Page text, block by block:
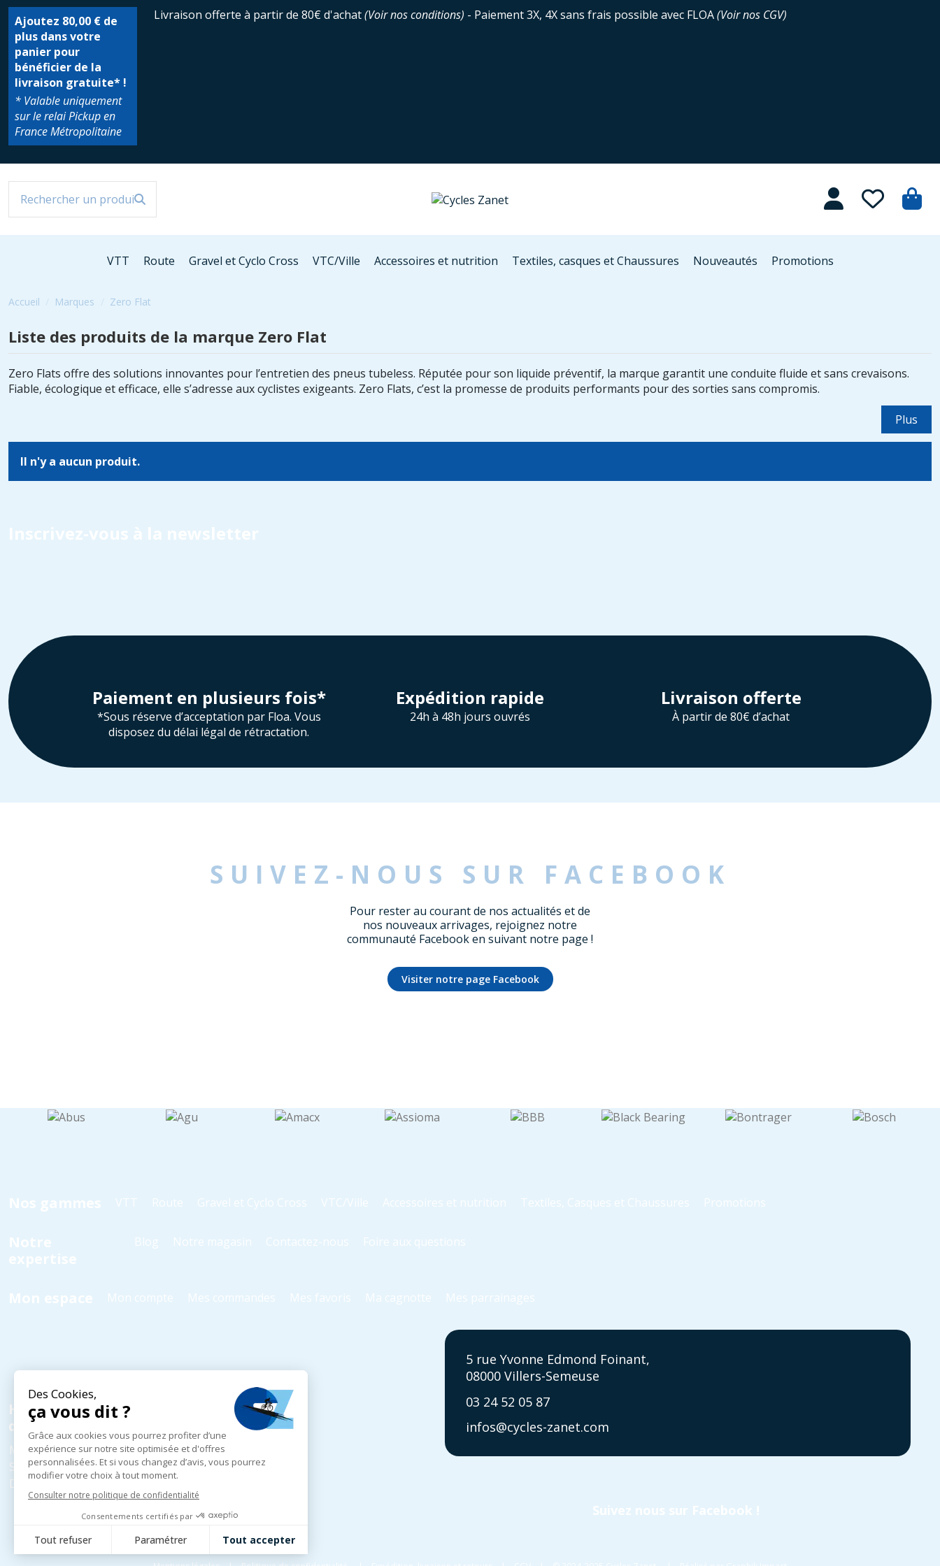
Ajoutez 80,00 € de
plus dans votre
panier pour
bénéficier de la
livraison gratuite* !
* Valable uniquement
sur le relai Pickup en
France Métropolitaine
Livraison offerte à partir de 80€ d'achat(Voir nos conditions) - Paiement 3X, 4X sans frais possible avec FLOA(Voir nos CGV)
VTT Route Gravel et Cyclo Cross VTC/Ville Accessoires et nutrition Textiles, casques et Chaussures Nouveautés Promotions
Accueil Marques Zero Flat
Liste des produits de la marque Zero Flat
Zero Flats offre des solutions innovantes pour l’entretien des pneus tubeless. Réputée pour son liquide préventif, la marque garantit une conduite fluide et sans crevaisons.
Fiable, écologique et efficace, elle s’adresse aux cyclistes exigeants. Zero Flats, c’est la promesse de produits performants pour des sorties sans compromis.
Plus
Il n'y a aucun produit.
Inscrivez-vous à la newsletter
Paiement en plusieurs fois*
*Sous réserve d’acceptation par Floa. Vous
disposez du délai légal de rétractation.
Expédition rapide
24h à 48h jours ouvrés
Livraison offerte
À partir de 80€ d’achat
SUIVEZ-NOUS SUR FACEBOOK
Pour rester au courant de nos actualités et de
nos nouveaux arrivages, rejoignez notre
communauté Facebook en suivant notre page !
Visiter notre page Facebook
Nos gammes VTT Route Gravel et Cyclo Cross VTC/Ville Accessoires et nutrition Textiles, Casques et Chaussures Promotions
Notre
expertise
Blog Notre magasin Contactez-nous Foire aux questions
Mon espace Mon compte Mes commandes Mes favoris Ma cagnotte Mes parrainages
Horaires
d'ouverture
Mardi au Vendredi 10h - 18h30
Samedi
10h - 18h00
Dimanche et LundiFermé
5 rue Yvonne Edmond Foinant,
08000 Villers-Semeuse
03 24 52 05 87
infos@cycles-zanet.com
Suivez nous sur Facebook !